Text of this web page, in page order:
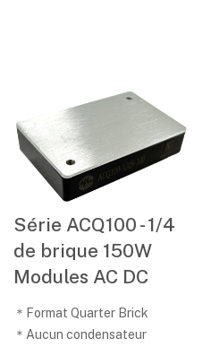
Série ACQ100 - 1/4
de brique 150W
Modules AC DC
＊Format Quarter Brick
＊Aucun condensateur